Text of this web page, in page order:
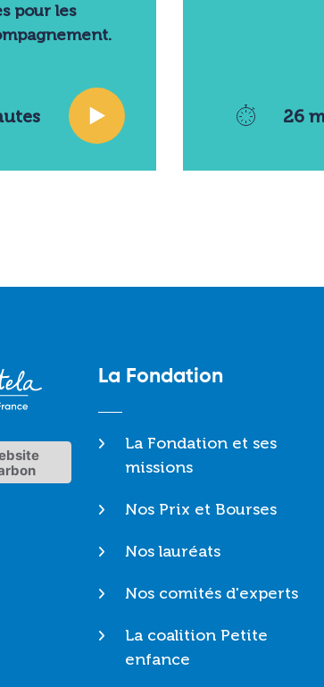
pour les
26
La Fondation
La Fondation et ses
missions
Nos Prix et Bourses
Nos lauréats
Nos comités d'experts
La coalition Petite
enfance